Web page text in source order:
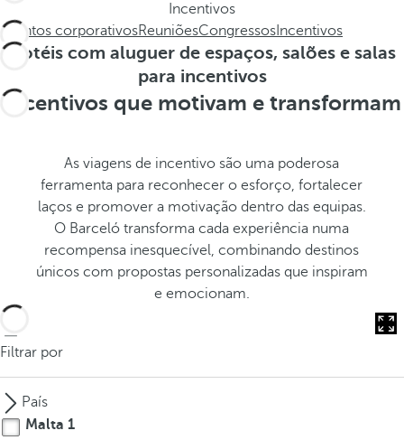
.
.
h
e
o
e
f
o
c
u
Incentivos
Eventos corporativosReuniõesCongressos Incentivos
Hotéis com aluguer de espaços, salões e salas
para incentivos
Incentivos que motivam e transformam
As viagens de incentivo são uma poderosa
ferramenta para reconhecer o esforço, fortalecer
laços e promover a motivação dentro das equipas.
O Barceló transforma cada experiência numa
recompensa inesquecível, combinando destinos
únicos com propostas personalizadas que inspiram
e emocionam.
Filtrar por
País
Malta 1